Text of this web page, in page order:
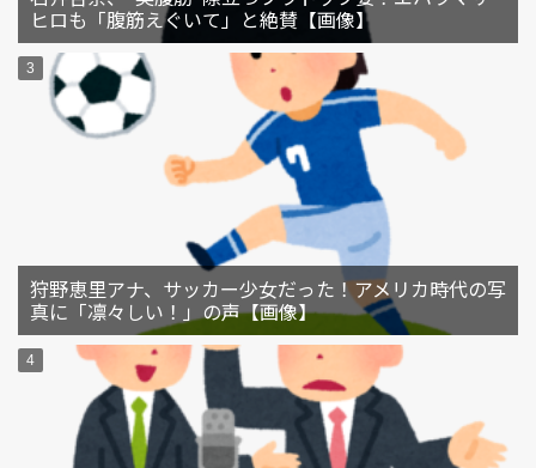
ヒロも「腹筋えぐいて」と絶賛【画像】
狩野恵里アナ、サッカー少女だった！アメリカ時代の写
真に「凛々しい！」の声【画像】